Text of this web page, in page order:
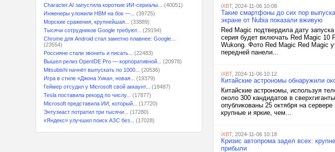
Character.AI запустила короткие ИИ-сериалы...
(40051)
Инженеры уложили HBM на бок —...
(39725)
Морские сражения, крупнейшая...
(33889)
Тысячи сотрудников Google требуют...
(29194)
Chrome для Android стал заметно плавнее: Google...
(23554)
Россияне стали звонить и писать...
(22483)
Вышел релиз OpenIDE Pro — корпоративной...
(20978)
Mitsubishi начнёт выпускать по 1000...
(20536)
Игра в стиле «Джона Уика», новая...
(19379)
Геймер отсудил у Microsoft свой аккаунт...
(18487)
Tesla поставила рекорд по числу...
(17877)
Microsoft представила ИИ, который...
(17720)
Энтузиаст потратил три тысячи...
(17280)
«Яндекс» улучшил поиск АЗС без...
(17028)
iXBT, 2024-11-06 10:08
Такие смартфоны до сих пор
экране от Nubia показали вживую
Red Magic подтвердила дату
серия будет включать Red Magic 10
Wukong. Фото Red Magic Red Magic
передней панели...
iXBT, 2024-11-06 10:12
Китайские астрономы обнаружили
Китайские астрономы, используя
около 300 кандидатов в
опубликованы 25 октября на
крупные и яркие, чем...
iXBT, 2024-11-06 10:18
Кризис автопрома задел всех:
прибыли